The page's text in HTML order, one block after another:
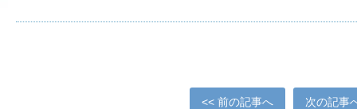
<< 前の記事へ 次の記事